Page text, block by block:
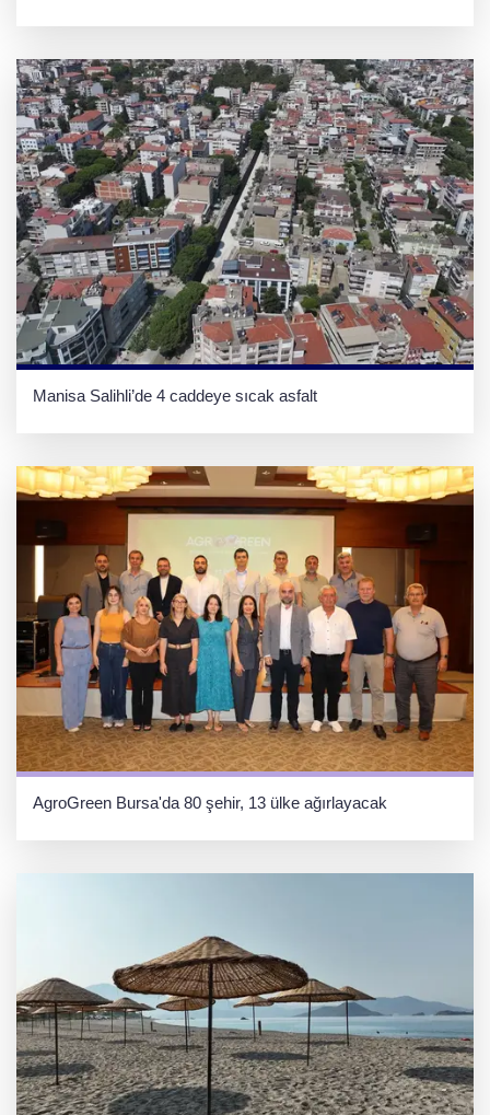
Manisa Salihli’de 4 caddeye sıcak asfalt
AgroGreen Bursa'da 80 şehir, 13 ülke ağırlayacak